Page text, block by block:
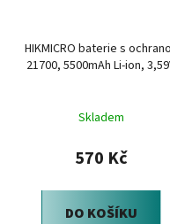
HIKMICRO baterie s
21700, 5500mAh Li-ion,
Skladem
570 Kč
DO KOŠÍKU